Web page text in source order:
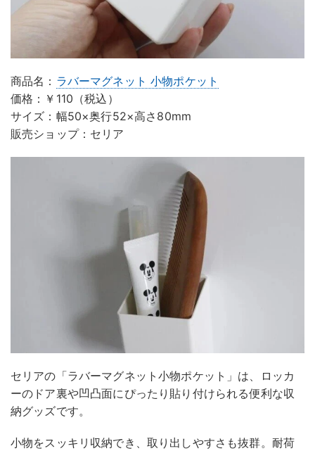
商品名： ラバーマグネット 小物ポケット
価格：￥110（税込）
サイズ：幅50×奥行52×高さ80mm
販売ショップ：セリア
セリアの「ラバーマグネット小物ポケット」は、ロッカ
ーのドア裏や凹凸面にぴったり貼り付けられる便利な収
納グッズです。
小物をスッキリ収納でき、取り出しやすさも抜群。耐荷